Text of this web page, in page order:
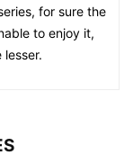
for sure the
to enjoy it,